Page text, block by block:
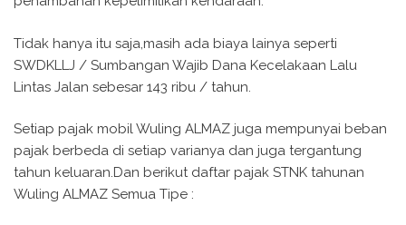
Tidak hanya itu saja,masih ada biaya lainya seperti
SWDKLLJ / Sumbangan Wajib Dana Kecelakaan Lalu
Lintas Jalan sebesar 143 ribu / tahun.
Setiap pajak mobil Wuling ALMAZ juga mempunyai beban
pajak berbeda di setiap varianya dan juga tergantung
tahun keluaran.Dan berikut daftar pajak STNK tahunan
Wuling ALMAZ Semua Tipe :